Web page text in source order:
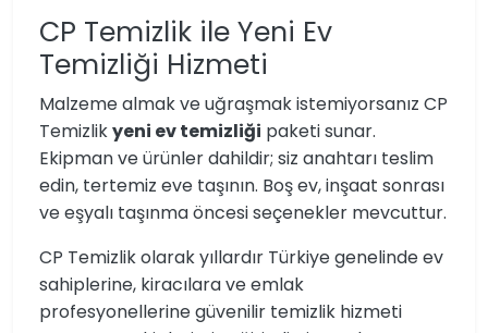
CP Temizlik ile Yeni Ev
Temizliği Hizmeti
Malzeme almak ve uğraşmak istemiyorsanız CP
Temizlikyeni ev temizliği paketi sunar.
Ekipman ve ürünler dahildir; siz anahtarı teslim
edin, tertemiz eve taşının. Boş ev, inşaat sonrası
ve eşyalı taşınma öncesi seçenekler mevcuttur.
CP Temizlik olarak yıllardır Türkiye genelinde ev
sahiplerine, kiracılara ve emlak
profesyonellerine güvenilir temizlik hizmeti